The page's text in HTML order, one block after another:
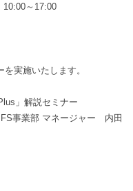
10:00～17:00
実施いたします。
」解説セミナー
事業部 マネージャー 内田